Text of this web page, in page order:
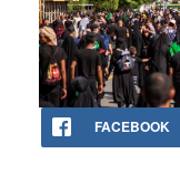
FACEBOOK